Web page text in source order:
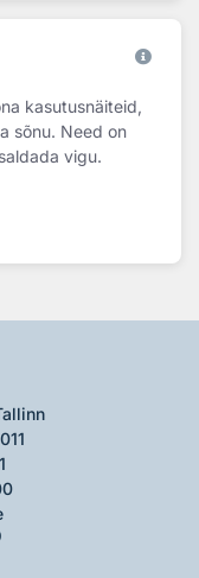
kasutusnäiteid,
sõnu. Need on
vigu.